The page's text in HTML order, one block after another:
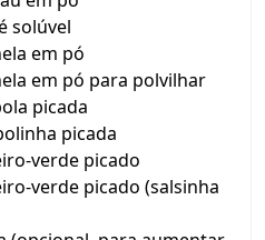
solúvel
em pó
em pó para polvilhar
picada
picada
verde picado
verde picado (salsinha